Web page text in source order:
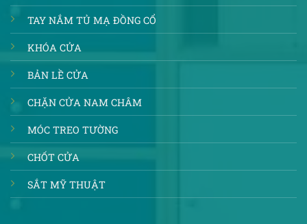
TAY NẮM TỦ MẠ ĐỒNG CỔ
KHÓA CỬA
BẢN LỀ CỬA
CHẶN CỬA NAM CHÂM
MÓC TREO TƯỜNG
CHỐT CỬA
SẮT MỸ THUẬT